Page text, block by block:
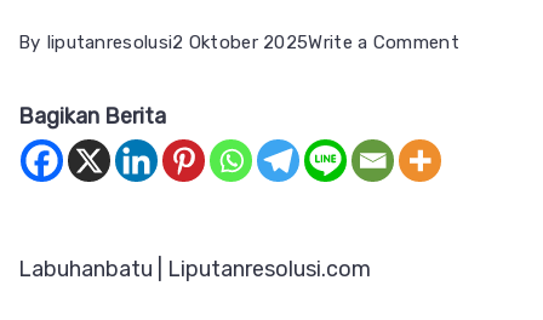
By liputanresolusi2 Oktober 2025Write a Commenton
Bagikan Berita
Labuhanbatu | Liputanresolusi.com